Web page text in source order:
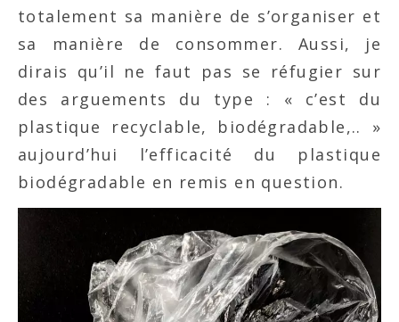
totalement sa manière de s’organiser et
sa manière de consommer. Aussi, je
dirais qu’il ne faut pas se réfugier sur
des arguements du type : « c’est du
plastique recyclable, biodégradable,.. »
aujourd’hui l’efficacité du plastique
biodégradable en remis en question.